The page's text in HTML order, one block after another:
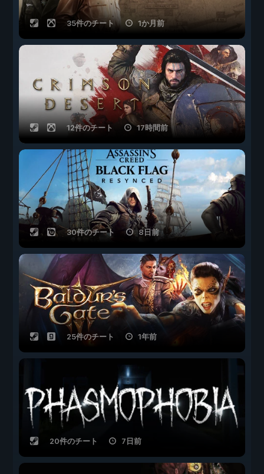
35件のチート 1か月前
12件のチート 17時間前
30件のチート 8日前
25件のチート 1年前
20件のチート 7日前